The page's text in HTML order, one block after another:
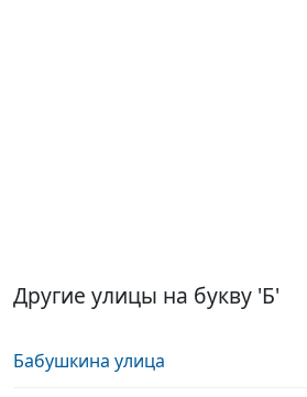
Другие улицы на букву 'Б'
Бабушкина улица